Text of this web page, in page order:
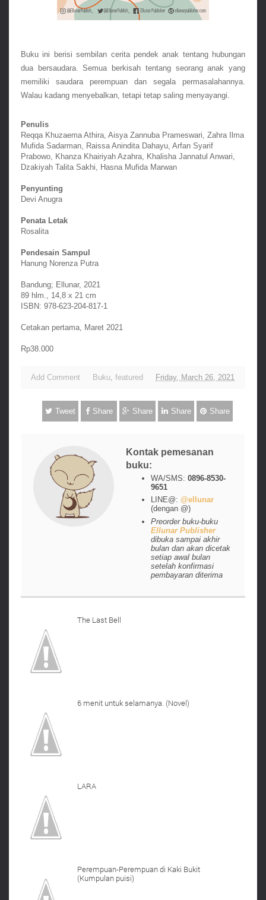
Buku ini berisi sembilan cerita pendek anak tentang hubungan
dua bersaudara. Semua berkisah tentang seorang anak yang
memiliki saudara perempuan dan segala permasalahannya.
Walau kadang menyebalkan, tetapi tetap saling menyayangi.
Penulis
Reqqa Khuzaema Athira, Aisya Zannuba Prameswari, Zahra Ilma
Mufida Sadarman, Raissa Anindita Dahayu, Arfan Syarif
Prabowo, Khanza Khairiyah Azahra, Khalisha Jannatul Anwari,
Dzakiyah Talita Sakhi, Hasna Mufida Marwan
Penyunting
Devi Anugra
Penata Letak
Rosalita
Pendesain Sampul
Hanung Norenza Putra
Bandung; Ellunar, 2021
89 hlm., 14,8 x 21 cm
ISBN: 978-623-204-817-1
Cetakan pertama, Maret 2021
Rp38.000
Add Comment Buku featured Friday, March 26, 2021
Tweet Share Share Share Share
Kontak pemesanan
buku:
WA/SMS:0896-8530-
9651
LINE@:@ellunar
(dengan @)
Preorder buku-buku
Ellunar Publisher
dibuka sampai akhir
bulan dan akan dicetak
setiap awal bulan
setelah konfirmasi
pembayaran diterima
The Last Bell
6 menit untuk selamanya. (Novel)
LARA
Perempuan-Perempuan di Kaki Bukit
(Kumpulan puisi)